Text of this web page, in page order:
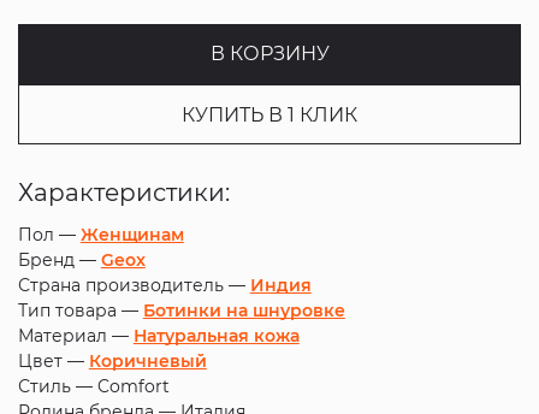
В КОРЗИНУ
КУПИТЬ В 1 КЛИК
Характеристики:
Пол — Женщинам
Бренд — Geox
Страна производитель — Индия
Тип товара — Ботинки на шнуровке
Материал — Натуральная кожа
Цвет — Коричневый
Стиль — Comfort